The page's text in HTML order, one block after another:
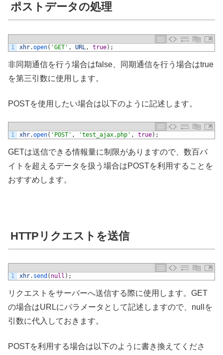
ポストデータの処理
1 xhr.open( 'GET' , URL, true) ;
非同期通信を行う場合はfalse、同期通信を行う場合はtrue
を第三引数に使用します。
POSTを使用したい場合は以下のように記述します。
1 xhr.open( 'POST' , 'test_ajax.php' , true) ;
GETは送信できる情報量に制限がありますので、数百バ
イトを超えるデータを扱う場合はPOSTを利用することを
おすすめします。
HTTPリクエストを送信
1 xhr. send ( null ) ;
リクエストをサーバーへ送信する際に使用します。GET
の場合はURLにパラメータとして記述しますので、nullを
引数に代入しておきます。
POSTを利用する場合は以下のように書き換えてくださ